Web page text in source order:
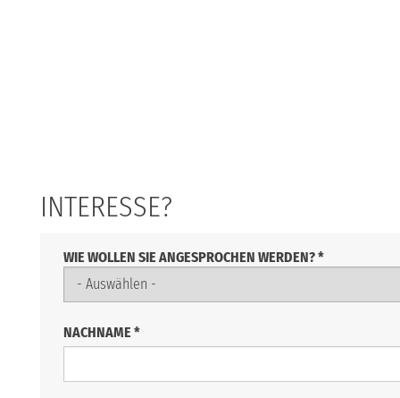
INTERESSE?
WIE WOLLEN SIE ANGESPROCHEN WERDEN?*
NACHNAME *